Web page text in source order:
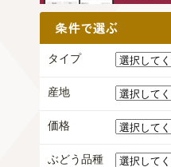
タイプ
産地
価格
ぶどう品種